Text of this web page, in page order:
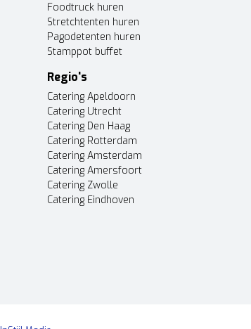
Foodtruck huren
Stretchtenten huren
Pagodetenten huren
Stamppot buffet
Regio's
Catering Apeldoorn
Catering Utrecht
Catering Den Haag
Catering Rotterdam
Catering Amsterdam
Catering Amersfoort
Catering Zwolle
Catering Eindhoven